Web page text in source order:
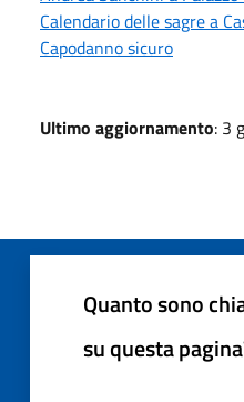
Calendario delle sagre a
Capodanno sicuro
Ultimo aggiornamento: 3
Quanto sono
su questa